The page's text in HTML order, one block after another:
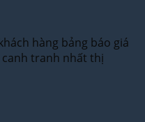
hàng bảng báo giá
tranh nhất thị